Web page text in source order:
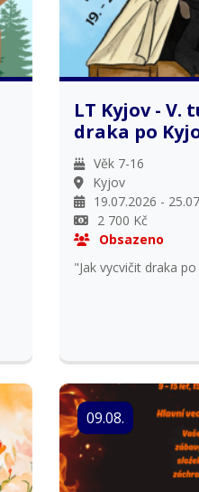
LT Kyjov - V.
draka po
Věk 7-16
Kyjov
19.07.2026 -
2 700 Kč
Obsazeno
"Jak vycvičit draka
09.08.